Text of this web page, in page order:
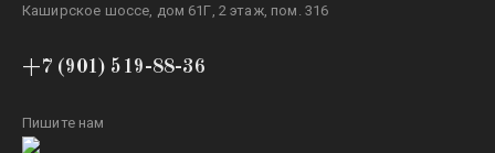
Каширское шоссе, дом 61Г, 2 этаж, пом. 316
+7 (901) 519-88-36
Пишите нам